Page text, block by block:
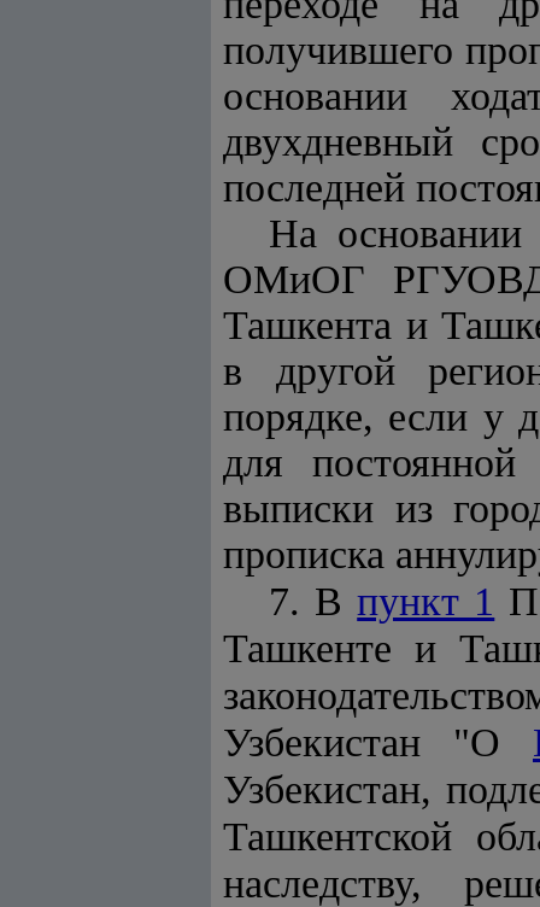
получившего
основании
двухдневный
последней
На основании
ОМиОГ РГУОВД
Ташкента и
в другой
порядке, если у
для
выписки из
прописка
7. Впункт 1
Ташкенте и
Узбекистан "О
Узбекистан,
Ташкентской
наследству,